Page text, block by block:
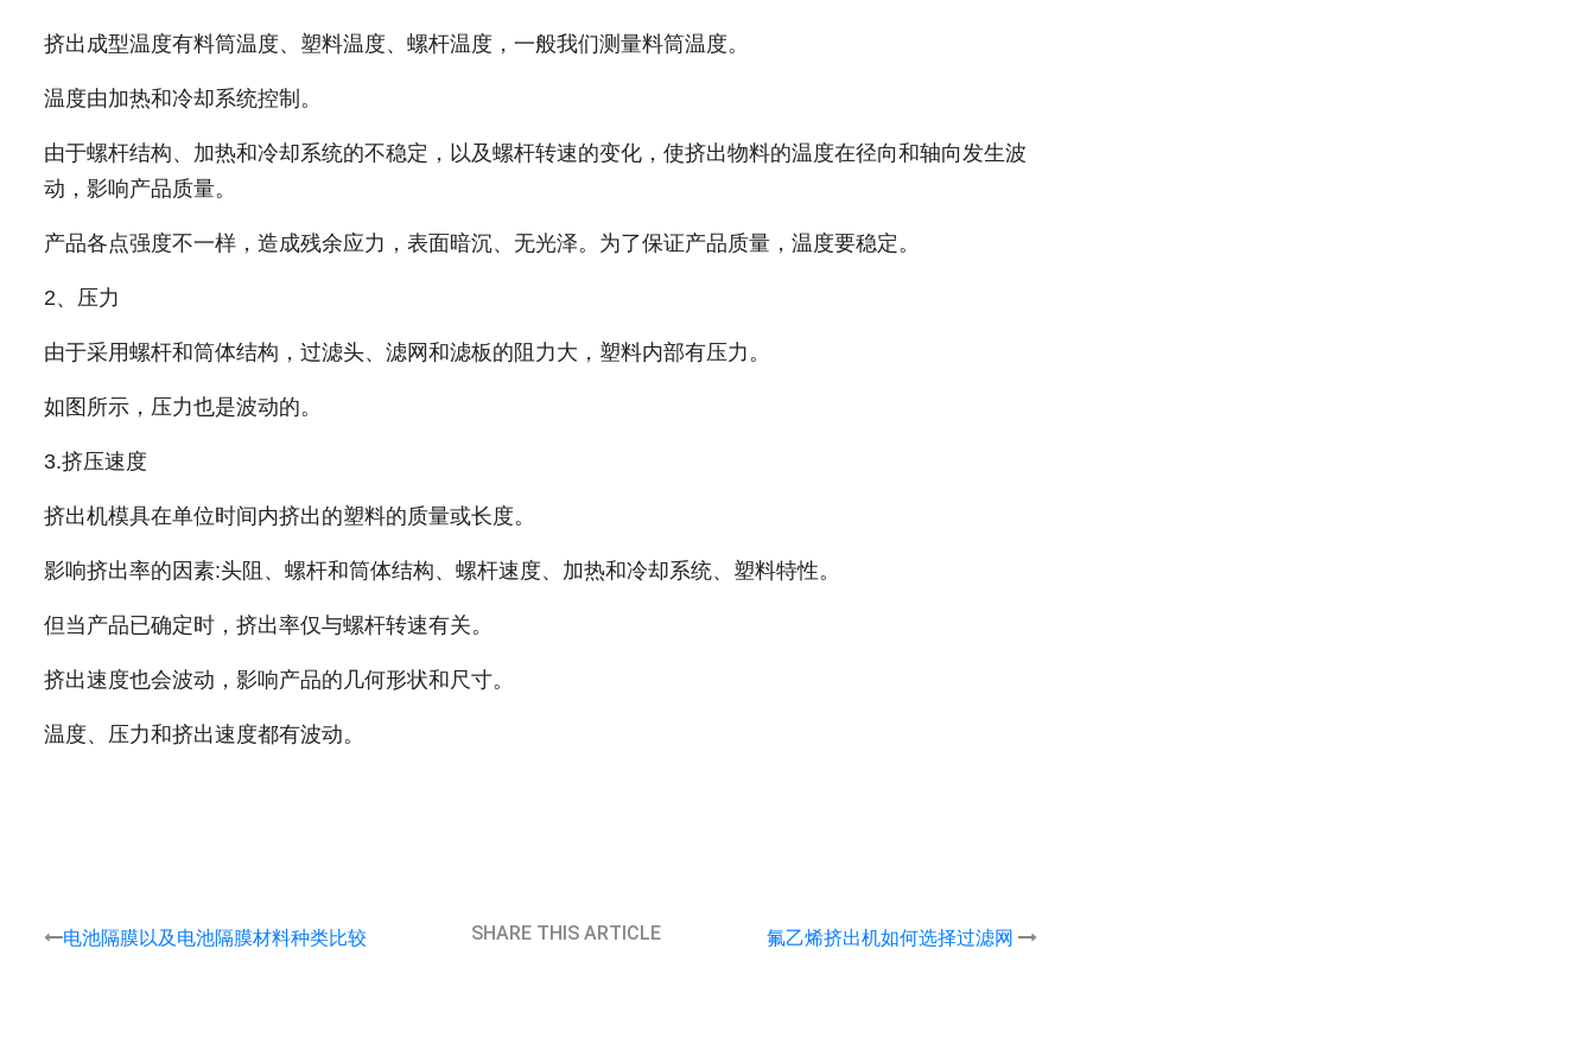
挤出成型温度有料筒温度、塑料温度、螺杆温度，一般我们测量料筒温度。
温度由加热和冷却系统控制。
由于螺杆结构、加热和冷却系统的不稳定，以及螺杆转速的变化，使挤出物料的温度在径向和轴向发生波
动，影响产品质量。
产品各点强度不一样，造成残余应力，表面暗沉、无光泽。为了保证产品质量，温度要稳定。
2、压力
由于采用螺杆和筒体结构，过滤头、滤网和滤板的阻力大，塑料内部有压力。
如图所示，压力也是波动的。
3.挤压速度
挤出机模具在单位时间内挤出的塑料的质量或长度。
影响挤出率的因素:头阻、螺杆和筒体结构、螺杆速度、加热和冷却系统、塑料特性。
但当产品已确定时，挤出率仅与螺杆转速有关。
挤出速度也会波动，影响产品的几何形状和尺寸。
温度、压力和挤出速度都有波动。
电池隔膜以及电池隔膜材料种类比较 SHARE THIS ARTICLE 氟乙烯挤出机如何选择过滤网